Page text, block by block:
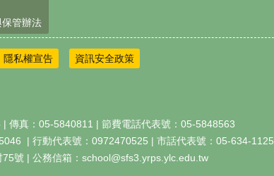
管辦法
隱私權宣告
資訊安全政策
傳真：05-5840811 | 節費電話代表號：05-5848563
| 行動代表號：0972470525 | 市話代表號：05-634-1125
號 | 公務信箱：school@sfs3.yrps.ylc.edu.tw